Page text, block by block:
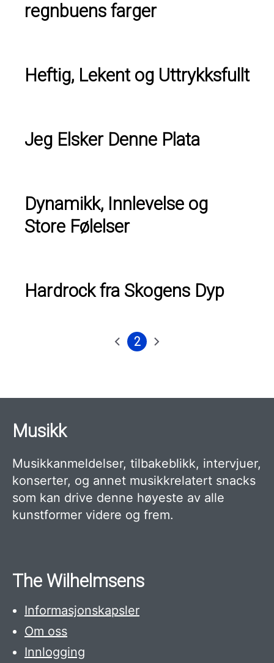
regnbuens farger
Heftig, Lekent og Uttrykksfullt
Jeg Elsker Denne Plata
Dynamikk, Innlevelse og
Store Følelser
Hardrock fra Skogens Dyp
ForrigeNåværende
2
Neste
Musikk
Musikkanmeldelser, tilbakeblikk, intervjuer,
konserter, og annet musikkrelatert snacks
som kan drive denne høyeste av alle
kunstformer videre og frem.
The Wilhelmsens
Informasjonskapsler
Om oss
Innlogging